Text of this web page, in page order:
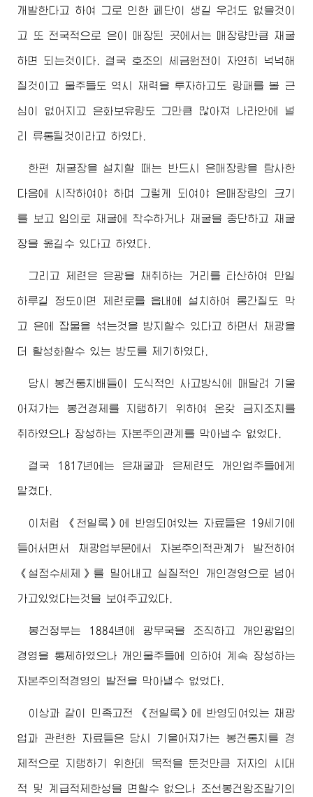
개발한다고 하여 그로 인한 페단이 생길 우려도 없을것이
고 또 전국적으로 은이 매장된 곳에서는 매장량만큼 채굴
하면 되는것이다. 결국 호조의 세금원천이 자연히 넉넉해
질것이고 물주들도 역시 재력을 투자하고도 랑패를 볼 근
심이 없어지고 은화보유량도 그만큼 많아져 나라안에 널
리 류통될것이라고 하였다.
한편 채굴장을 설치할 때는 반드시 은매장량을 탐사한
다음에 시작하여야 하며 그렇게 되여야 은매장량의 크기
를 보고 임의로 채굴에 착수하거나 채굴을 중단하고 채굴
장을 옮길수 있다고 하였다.
그리고 제련은 은광을 채취하는 거리를 타산하여 만일
하루길 정도이면 제련로를 읍내에 설치하여 롱간질도 막
고 은에 잡물을 섞는것을 방지할수 있다고 하면서 채광을
더 활성화할수 있는 방도를 제기하였다.
당시 봉건통치배들이 도식적인 사고방식에 매달려 기울
어져가는 봉건경제를 지탱하기 위하여 온갖 금지조치를
취하였으나 장성하는 자본주의관계를 막아낼수 없었다.
결국 1817년에는 은채굴과 은제련도 개인업주들에게
맡겼다.
이처럼 《천일록》에 반영되여있는 자료들은 19세기에
들어서면서 채광업부문에서 자본주의적관계가 발전하여
《설점수세제》를 밀어내고 실질적인 개인경영으로 넘어
가고있었다는것을 보여주고있다.
봉건정부는 1884년에 광무국을 조직하고 개인광업의
경영을 통제하였으나 개인물주들에 의하여 계속 장성하는
자본주의적경영의 발전을 막아낼수 없었다.
이상과 같이 민족고전 《천일록》에 반영되여있는 채광
업과 관련한 자료들은 당시 기울어져가는 봉건통치를 경
제적으로 지탱하기 위한데 목적을 둔것만큼 저자의 시대
적 및 계급적제한성을 면할수 없으나 조선봉건왕조말기의